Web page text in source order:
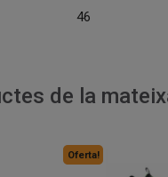
46
de la
Oferta!